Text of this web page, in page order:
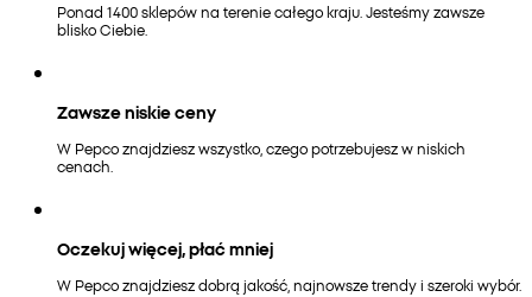
Ponad 1400 sklepów na terenie całego kraju. Jesteśmy zawsze
blisko Ciebie.
Zawsze niskie ceny
W Pepco znajdziesz wszystko, czego potrzebujesz w niskich
cenach.
Oczekuj więcej, płać mniej
W Pepco znajdziesz dobrą jakość, najnowsze trendy i szeroki wybór.